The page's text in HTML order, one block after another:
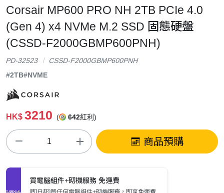
Corsair MP600 PRO NH 2TB PCIe 4.0
(Gen 4) x4 NVMe M.2 SSD 固態硬盤
(CSSD-F2000GBMP600PNH)
PD-32523
CSSD-F2000GBMP600PNH
#2TB#NVME
HK$ 3210 ( 642紅利)
商品預購
買電腦組件+砌機服務 免運費